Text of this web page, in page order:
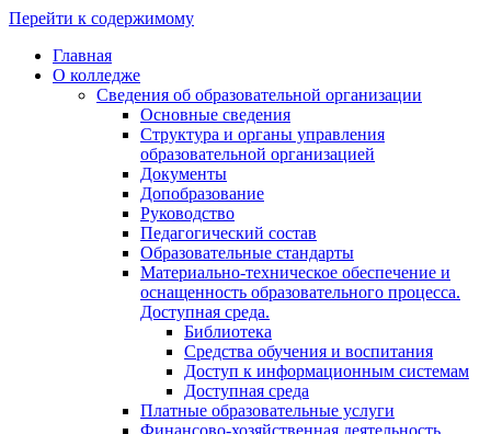
Перейти к содержимому
Главная
О колледже
Сведения об образовательной организации
Основные сведения
Структура и органы управления
образовательной организацией
Документы
Допобразование
Руководство
Педагогический состав
Образовательные стандарты
Материально-техническое обеспечение и
оснащенность образовательного процесса.
Доступная среда.
Библиотека
Средства обучения и воспитания
Доступ к информационным системам
Доступная среда
Платные образовательные услуги
Финансово-хозяйственная деятельность